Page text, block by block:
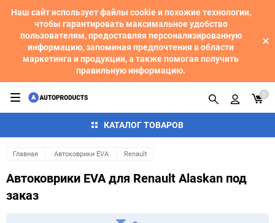
Наш сайт использует файлы cookie и похожие технологии,
чтобы гарантировать максимальное удобство
пользователям, предоставляя персонализированную
информацию, запоминая предпочтения в области
маркетинга и продукции, а также помогая получить
правильную информацию.
КАТАЛОГ ТОВАРОВ
0
Главная Автоковрики EVA Renault
Автоковрики EVA для Renault Alaskan под
заказ